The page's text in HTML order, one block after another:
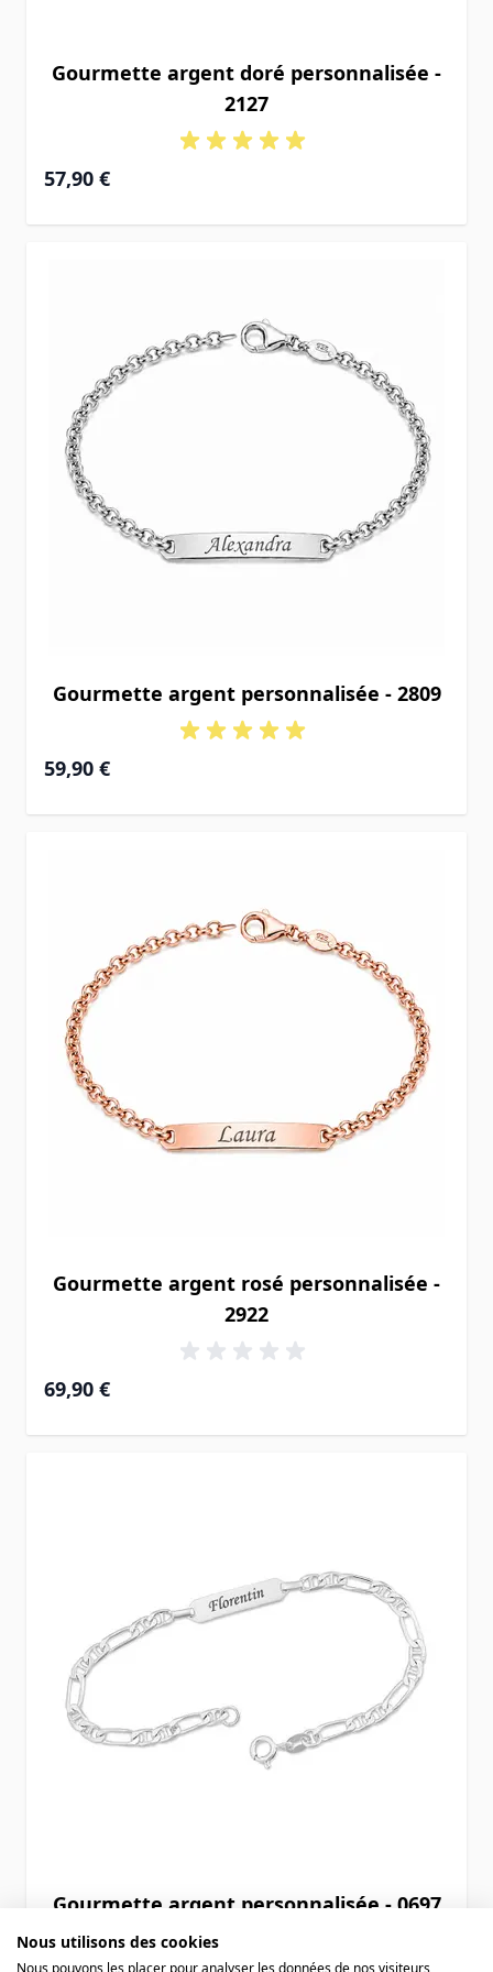
Gourmette argent doré personnalisée -
2127
À partir de
57,90 €
Gourmette argent personnalisée - 2809
59,90 €
Gourmette argent rosé personnalisée -
2922
69,90 €
Gourmette argent personnalisée - 0697
Nous utilisons des cookies
Nous pouvons les placer pour analyser les données de nos visiteurs,